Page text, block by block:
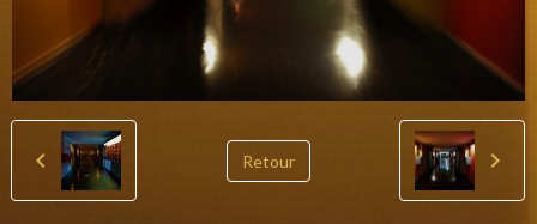
Retour